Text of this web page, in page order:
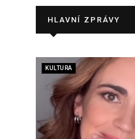
HLAVNÍ ZPRÁVY
KULTURA